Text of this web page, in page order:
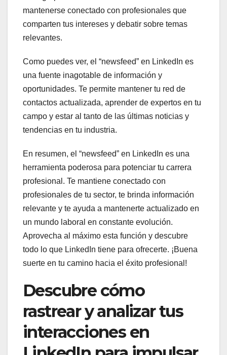
mantenerse conectado con profesionales que
comparten tus intereses y debatir sobre temas
relevantes.
Como puedes ver, el “newsfeed” en LinkedIn es
una fuente inagotable de información y
oportunidades. Te permite mantener tu red de
contactos actualizada, aprender de expertos en tu
campo y estar al tanto de las últimas noticias y
tendencias en tu industria.
En resumen, el “newsfeed” en LinkedIn es una
herramienta poderosa para potenciar tu carrera
profesional. Te mantiene conectado con
profesionales de tu sector, te brinda información
relevante y te ayuda a mantenerte actualizado en
un mundo laboral en constante evolución.
Aprovecha al máximo esta función y descubre
todo lo que LinkedIn tiene para ofrecerte. ¡Buena
suerte en tu camino hacia el éxito profesional!
Descubre cómo
rastrear y analizar tus
interacciones en